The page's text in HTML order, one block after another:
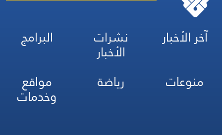
آخر الأخبار نشرات
الأخبار
البرامج
منوعات
رياضة مواقع
وخدمات